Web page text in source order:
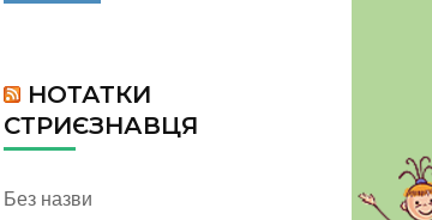
НОТАТКИ
СТРИЄЗНАВЦЯ
Без назви